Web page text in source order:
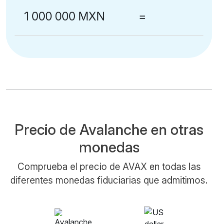
1 000 000 MXN =
Precio de Avalanche en otras
monedas
Comprueba el precio de AVAX en todas las
diferentes monedas fiduciarias que admitimos.